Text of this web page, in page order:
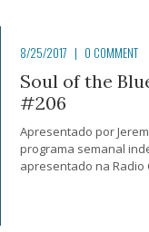
8/25/2017 | 0 COMMENT
Soul of the
#206
Apresentado por
programa semanal
apresentado na Radio